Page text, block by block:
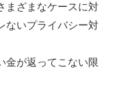
まざまなケースに対
ないプライバシー対
金が返ってこない限